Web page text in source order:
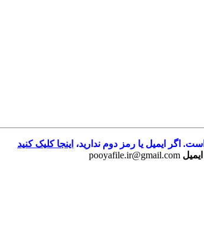
اگر ایمیل یا رمز دوم ندارید، اینجا کلیک کنید
ایمیل pooyafile.ir@gmail.com